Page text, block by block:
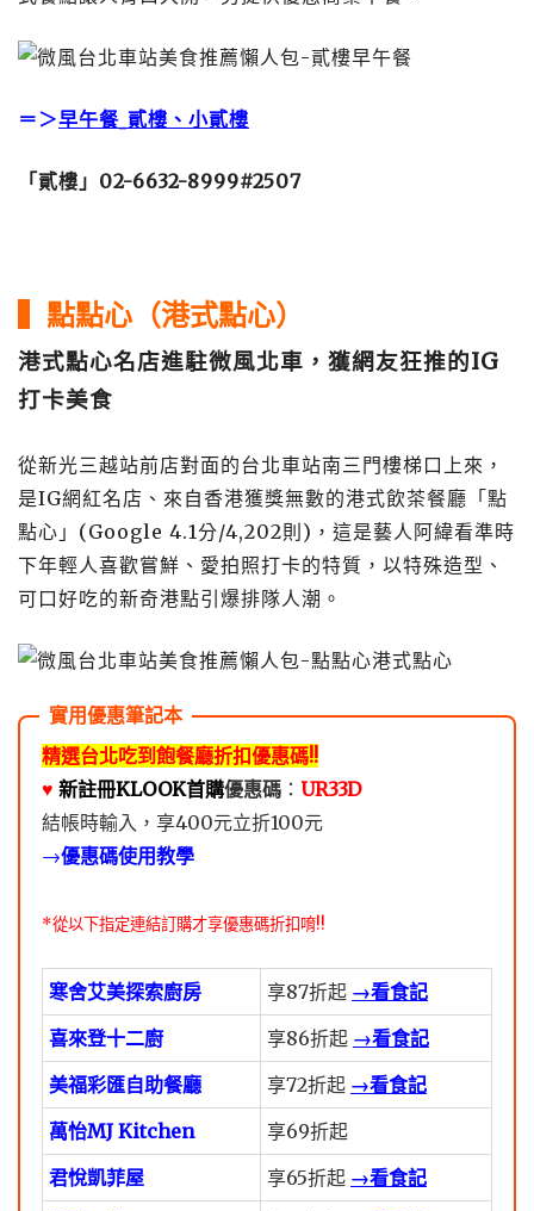
＝＞早午餐_貳樓、小貳樓
「貳樓」02-6632-8999#2507
▍點點心（港式點心）
港式點心名店進駐微風北車，獲網友狂推的IG
打卡美食
從新光三越站前店對面的台北車站南三門樓梯口上來，
是IG網紅名店、來自香港獲獎無數的港式飲茶餐廳「點
點心」(Google 4.1分/4,202則)，這是藝人阿緯看準時
下年輕人喜歡嘗鮮、愛拍照打卡的特質，以特殊造型、
可口好吃的新奇港點引爆排隊人潮。
精選台北吃到飽餐廳折扣優惠碼!!
♥️ 新註冊KLOOK首購優惠碼 ： UR33D
結帳時輸入，享400元立折100元
→優惠碼使用教學
*從以下指定連結訂購才享優惠碼折扣唷!!
寒舍艾美探索廚房 享87折起 →看食記
喜來登十二廚
享86折起 →看食記
美福彩匯自助餐廳
享72折起 →看食記
萬怡MJ Kitchen
享69折起
君悅凱菲屋
享65折起 →看食記